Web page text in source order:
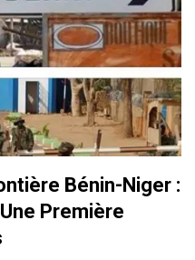
Bénin-Niger :
Première